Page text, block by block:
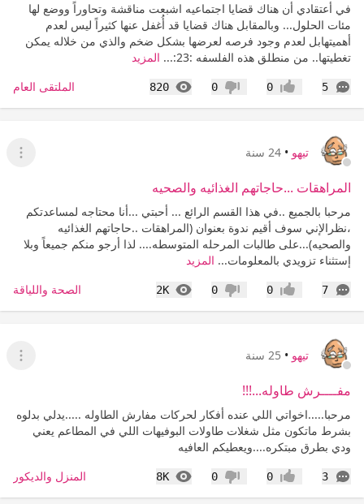
في أعتقادي أن هناك قضايا اجتماعيه اشبعت مناقشة وتحاوراً ووضع لها
مئات الحلول... وبالمقابل هناك قضايا قد أُغفل عنها كثيراً ليس لعدم
أهميتهابل لعدم وجود فرصه لعرضها بشكل ضخم والذي من خلاله يمكن
تغطيتها.. من منطلق هذه الفلسفه :23:...
المزيد
5
التعليقات إعجاب0 عدم إعجاب
0
820
المشاهدات الملتقى العام
تيهو • 24 سنة
عرض
المراهقات ...حاجاتهم الغذائيه والصحيه
مرحبا بالجميع ..في هذا القسم الرائع ... أحبتي ...أنا محتاجه لمساعدتكم
،نظرالإني سوف أقيم ندوة بعنوان (المراهقات ..حاجاتهم الغذائيه
والصحيه)...على طالبات المرحله المتوسطه.... لذا أرجو منكم جميعاً وبلا
إستثناء تزويدي بالمعلومات... المزيد
7
التعليقات إعجاب0 عدم إعجاب
0
2K
المشاهدات الصحة واللياقة
تيهو • 25 سنة
عرض
مفــــرش طاوله...!!!
مرحبا.....اخواتي اللي عنده أفكار لحركات مفارش الطاوله .....يدلي بدلوه
بشرط ماتكون مثل شغلات طاولات البوفيهات اللي في المطاعم يعني
ودي بطرق مبتكره....ويعطيكم العافيه
3
التعليقات إعجاب0 عدم إعجاب
0
8K
المشاهدات المنزل والديكور